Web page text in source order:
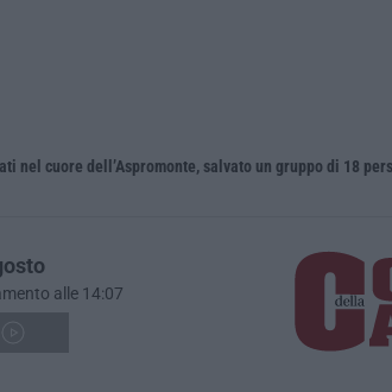
nel cuore dell’Aspromonte, salvato un gruppo di 18
alle 14:07